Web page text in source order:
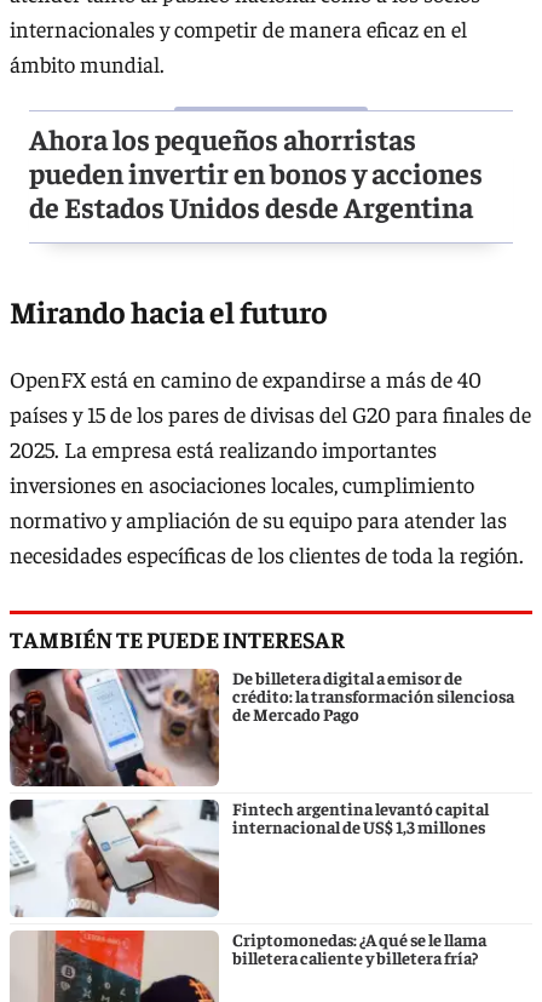
internacionales y competir de manera eficaz en el
ámbito mundial.
Ahora los pequeños ahorristas
pueden invertir en bonos y acciones
de Estados Unidos desde Argentina
Mirando hacia el futuro
OpenFX está en camino de expandirse a más de 40
países y 15 de los pares de divisas del G20 para finales de
2025. La empresa está realizando importantes
inversiones en asociaciones locales, cumplimiento
normativo y ampliación de su equipo para atender las
necesidades específicas de los clientes de toda la región.
TAMBIÉN TE PUEDE INTERESAR
De billetera digital a emisor de
crédito: la transformación silenciosa
de Mercado Pago
Fintech argentina levantó capital
internacional de US$ 1,3 millones
Criptomonedas: ¿A qué se le llama
billetera caliente y billetera fría?